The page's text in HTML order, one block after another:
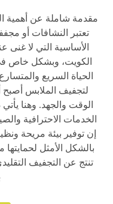
مقدمة شاملة عن أهمية
تعتبر النشافات أو
الأساسية التي لا
الكويت، وبشكل
الحياة السريع
لتجفيف الملابس أصبح
الوقت والجهد. وهنا
الخدمات الاحترافية
إن توفير بيئة مريحة
بالشكل الأمثل لحمايتها
تنتج عن التجفيف